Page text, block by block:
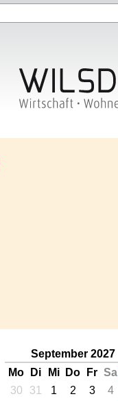
September 2027
Mo
Di Mi Do Fr Sa
30
31 1 2 3 4